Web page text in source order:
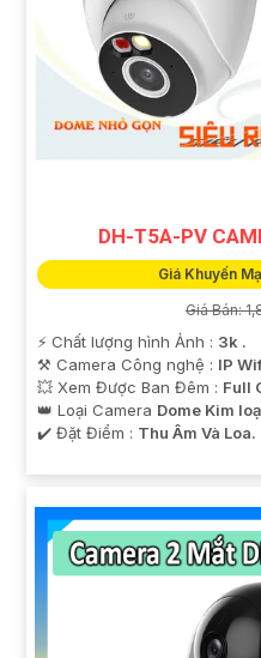
DH-T5A-PV
Giá Khuyến
Giá Bán:
️⚡ Chất lượng hình Ảnh : 3k .
⚒ Camera Công nghệ : IP
💥 Xem Được Ban Đêm : Full
👑 Loại Camera Dome Kim
️✔️ Đặt Điểm : Thu Âm Và Loa.